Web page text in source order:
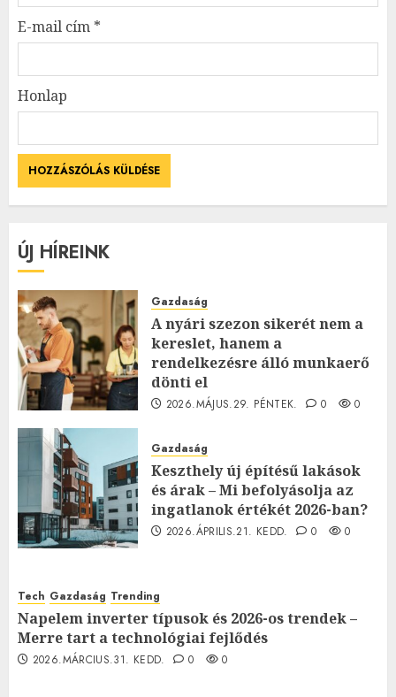
E-mail cím *
Honlap
ÚJ HÍREINK
Gazdaság
A nyári szezon sikerét nem a
kereslet, hanem a
rendelkezésre álló munkaerő
dönti el
2026.MÁJUS.29. PÉNTEK. 0 0
Gazdaság
Keszthely új építésű lakások
és árak – Mi befolyásolja az
ingatlanok értékét 2026-ban?
2026.ÁPRILIS.21. KEDD. 0 0
Tech Gazdaság Trending
Napelem inverter típusok és 2026-os trendek –
Merre tart a technológiai fejlődés
2026.MÁRCIUS.31. KEDD. 0 0